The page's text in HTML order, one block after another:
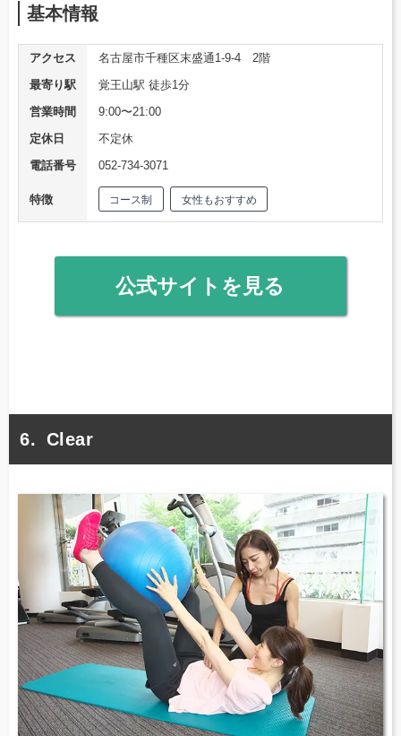
基本情報
アクセス
名古屋市千種区末盛通1-9-4 2階
最寄り駅
覚王山駅 徒歩1分
営業時間
9:00〜21:00
定休日
不定休
電話番号
052-734-3071
特徴 コース制 女性もおすすめ
公式サイトを見る
Clear